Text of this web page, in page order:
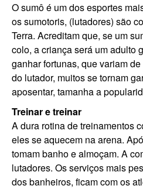
O sumô é um dos esportes
os sumotoris, (lutadores) são
Terra. Acreditam que, se um
colo, a criança será um adulto
ganhar fortunas, que variam
do lutador, muitos se tornam
aposentar, tamanha a
Treinar e treinar
A dura rotina de treinamentos
eles se aquecem na arena.
tomam banho e almoçam. A
lutadores. Os serviços mais
dos banheiros, ficam com os